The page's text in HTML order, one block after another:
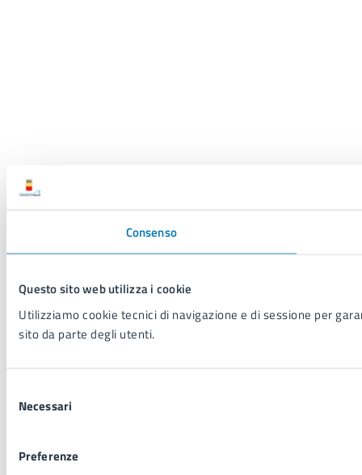
Consenso
Questo sito web utilizza i cookie
Utilizziamo cookie tecnici di navigazione e di sessione per
sito da parte degli utenti.
delNecessari
Preferenze